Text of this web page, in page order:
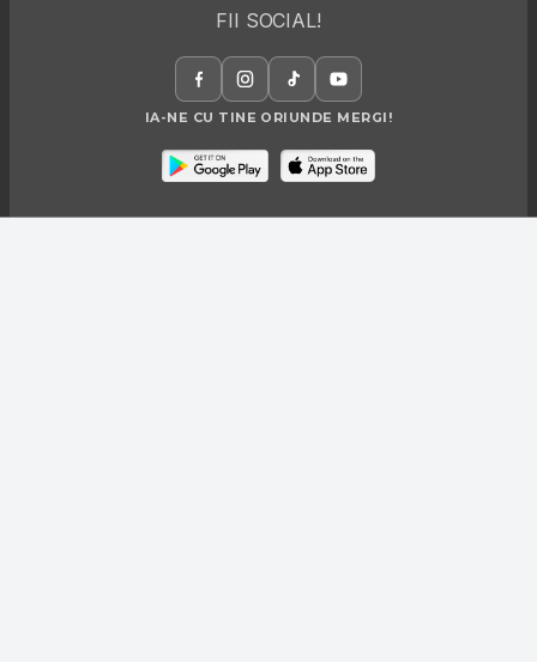
FII SOCIAL!
IA-NE CU TINE ORIUNDE MERGI!